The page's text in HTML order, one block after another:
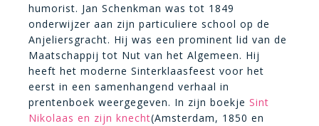
humorist. Jan Schenkman was tot 1849
onderwijzer aan zijn particuliere school op de
Anjeliersgracht. Hij was een prominent lid van de
Maatschappij tot Nut van het Algemeen. Hij
heeft het moderne Sinterklaasfeest voor het
eerst in een samenhangend verhaal in
prentenboek weergegeven. In zijn boekje Sint
Nikolaas en zijn knecht(Amsterdam, 1850 en